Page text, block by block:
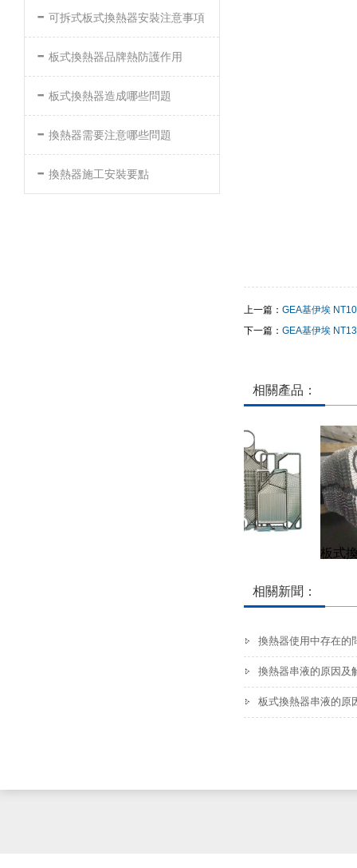
- 可拆式板式換熱器安裝注意事項
- 板式換熱器品牌熱防護作用
- 板式換熱器造成哪些問題
- 換熱器需要注意哪些問題
- 換熱器施工安裝要點
上一篇： GEA基伊埃
下一篇： GEA基伊埃
相關產品：
板式
相關新聞：
換熱器使用中存在的
換熱器串液的原因及
板式換熱器串液的原